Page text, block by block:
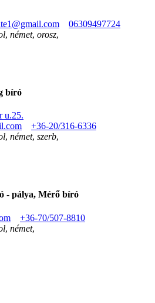
06309497724
, német, orosz,
bíró
u.25.
+36-20/316-6336
, német, szerb,
- pálya, Mérő bíró
+36-70/507-8810
, német,